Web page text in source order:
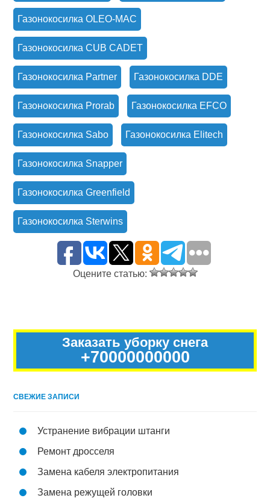
Газонокосилка OLEO-MAC
Газонокосилка CUB CADET
Газонокосилка Partner Газонокосилка DDE
Газонокосилка Prorab Газонокосилка EFCO
Газонокосилка Sabo Газонокосилка Elitech
Газонокосилка Snapper
Газонокосилка Greenfield
Газонокосилка Sterwins
Оцените статью:
Заказать уборку снега
+70000000000
СВЕЖИЕ ЗАПИСИ
Устранение вибрации штанги
Ремонт дросселя
Замена кабеля электропитания
Замена режущей головки